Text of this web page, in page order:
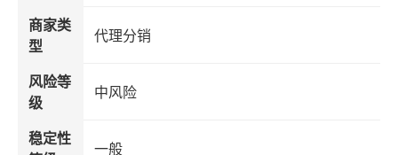
商家类
型
代理分销
风险等
级
中风险
稳定性
一般